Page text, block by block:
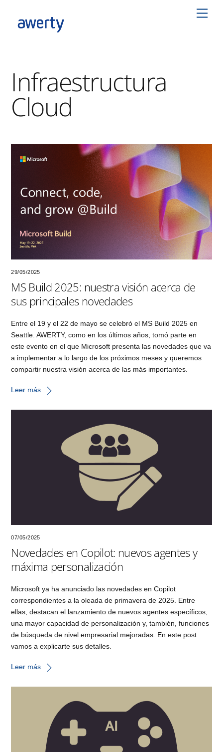
content
Infraestructura
Cloud
29/05/2025
MS Build 2025: nuestra visión acerca de
sus principales novedades
Entre el 19 y el 22 de mayo se celebró el MS Build 2025 en
Seattle. AWERTY, como en los últimos años, tomó parte en
este evento en el que Microsoft presenta las novedades que va
a implementar a lo largo de los próximos meses y queremos
compartir nuestra visión acerca de las más importantes.
Leer más
07/05/2025
Novedades en Copilot: nuevos agentes y
máxima personalización
Microsoft ya ha anunciado las novedades en Copilot
correspondientes a la oleada de primavera de 2025. Entre
ellas, destacan el lanzamiento de nuevos agentes específicos,
una mayor capacidad de personalización y, también, funciones
de búsqueda de nivel empresarial mejoradas. En este post
vamos a explicarte sus detalles.
Leer más